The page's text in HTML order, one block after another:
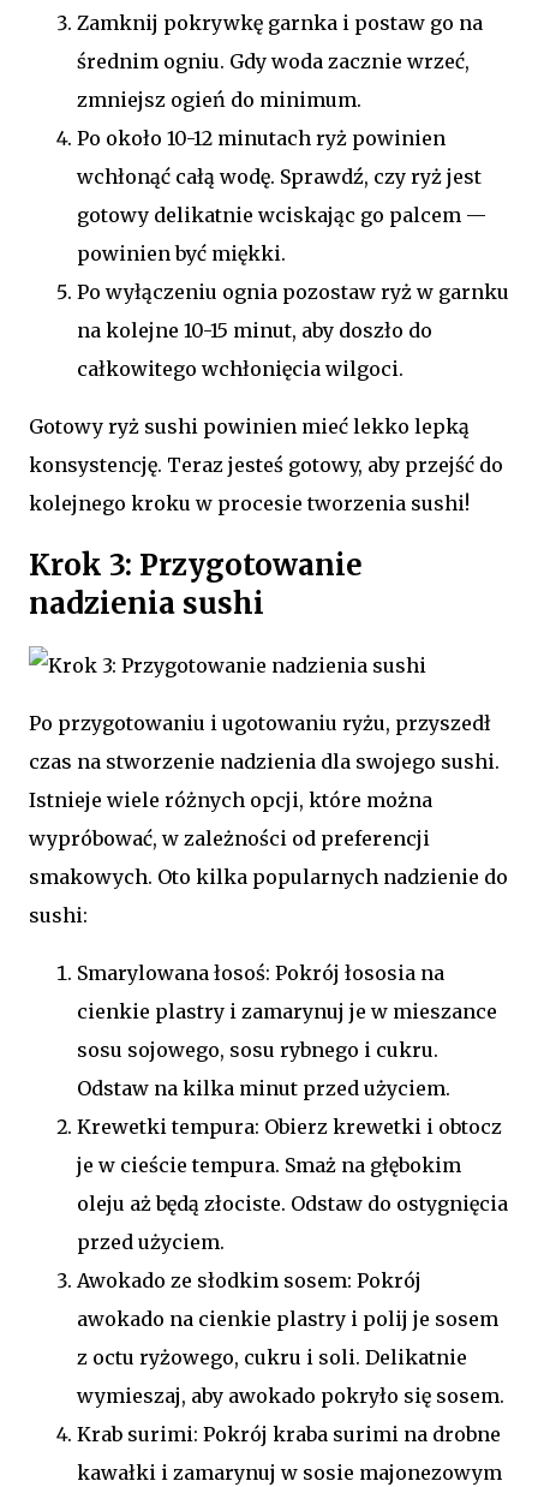
Zamknij pokrywkę garnka i postaw go na
średnim ogniu. Gdy woda zacznie wrzeć,
zmniejsz ogień do minimum.
Po około 10-12 minutach ryż powinien
wchłonąć całą wodę. Sprawdź, czy ryż jest
gotowy delikatnie wciskając go palcem —
powinien być miękki.
Po wyłączeniu ognia pozostaw ryż w garnku
na kolejne 10-15 minut, aby doszło do
całkowitego wchłonięcia wilgoci.
Gotowy ryż sushi powinien mieć lekko lepką
konsystencję. Teraz jesteś gotowy, aby przejść do
kolejnego kroku w procesie tworzenia sushi!
Krok 3: Przygotowanie
nadzienia sushi
Po przygotowaniu i ugotowaniu ryżu, przyszedł
czas na stworzenie nadzienia dla swojego sushi.
Istnieje wiele różnych opcji, które można
wypróbować, w zależności od preferencji
smakowych. Oto kilka popularnych nadzienie do
sushi:
Smarylowana łosoś: Pokrój łososia na
cienkie plastry i zamarynuj je w mieszance
sosu sojowego, sosu rybnego i cukru.
Odstaw na kilka minut przed użyciem.
Krewetki tempura: Obierz krewetki i obtocz
je w cieście tempura. Smaż na głębokim
oleju aż będą złociste. Odstaw do ostygnięcia
przed użyciem.
Awokado ze słodkim sosem: Pokrój
awokado na cienkie plastry i polij je sosem
z octu ryżowego, cukru i soli. Delikatnie
wymieszaj, aby awokado pokryło się sosem.
Krab surimi: Pokrój kraba surimi na drobne
kawałki i zamarynuj w sosie majonezowym